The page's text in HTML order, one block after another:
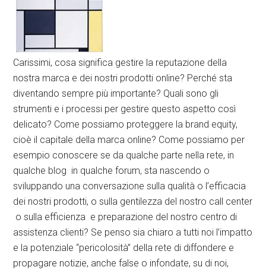
Carissimi, cosa significa gestire la reputazione della
nostra marca e dei nostri prodotti online? Perché sta
diventando sempre più importante? Quali sono gli
strumenti e i processi per gestire questo aspetto così
delicato? Come possiamo proteggere la brand equity,
cioè il capitale della marca online? Come possiamo per
esempio conoscere se da qualche parte nella rete, in
qualche blog in qualche forum, sta nascendo o
sviluppando una conversazione sulla qualità o l’efficacia
dei nostri prodotti, o sulla gentilezza del nostro call center
o sulla efficienza e preparazione del nostro centro di
assistenza clienti? Se penso sia chiaro a tutti noi l’impatto
e la potenziale “pericolosità” della rete di diffondere e
propagare notizie, anche false o infondate, su di noi,